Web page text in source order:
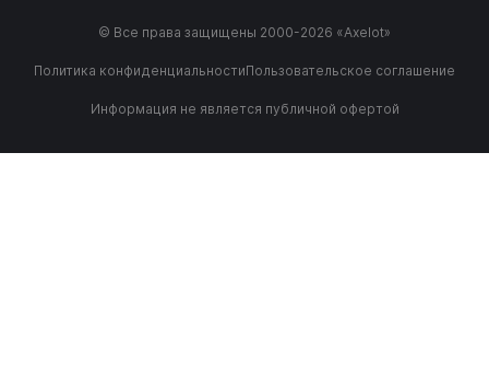
© Все права защищены 2000-2026 «Axelot»
Политика конфиденциальностиПользовательское соглашение
Информация не является публичной офертой